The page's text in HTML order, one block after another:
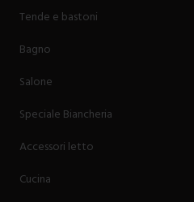
Tende e bastoni
Bagno
Salone
Speciale Biancheria
Accessori letto
Cucina